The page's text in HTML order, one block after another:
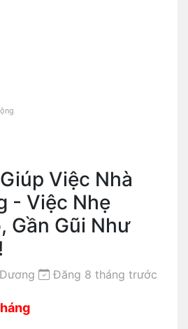
Việc Nhà
- Việc Nhẹ
Gần Gũi Như
Đăng 8 tháng trước